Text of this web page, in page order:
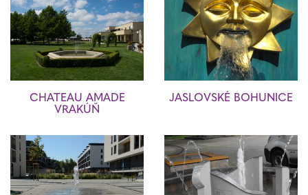
CHATEAU AMADE
VRAKÚŇ
JASLOVSKÉ BOHUNICE